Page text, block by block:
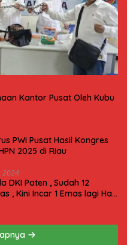
Kantor Pusat Oleh Kubu
PWI Pusat Hasil Kongres
2025 di Riau
2024
DKI Paten , Sudah 12
, Kini Incar 1 Emas lagi Hari